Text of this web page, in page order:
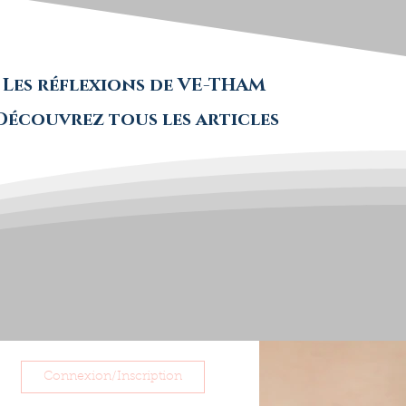
Les réflexions de VE-THAM
tous les articles
Connexion/Inscription